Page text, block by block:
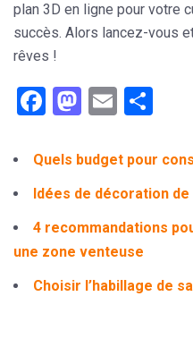
plan 3D en ligne pour votre
succès. Alors lancez-vous
rêves !
Facebook
Mastodon
Email
Quels budget pour
Idées de décoration de
4 recommandations
une zone venteuse
Choisir l’habillage de